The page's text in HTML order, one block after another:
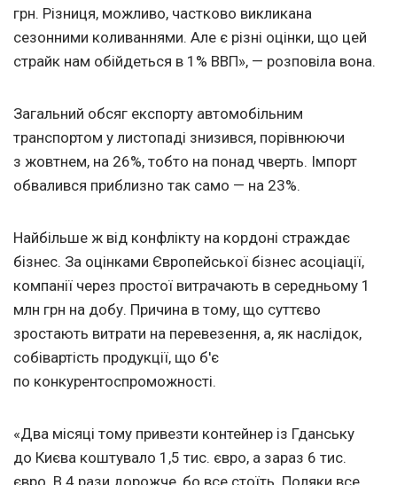
грн. Різниця, можливо, частково викликана
сезонними коливаннями. Але є різні оцінки, що цей
страйк нам обійдеться в 1% ВВП», — розповіла вона.
Загальний обсяг експорту автомобільним
транспортом у листопаді знизився, порівнюючи
з жовтнем, на 26%, тобто на понад чверть. Імпорт
обвалився приблизно так само — на 23%.
Найбільше ж від конфлікту на кордоні страждає
бізнес. За оцінками Європейської бізнес асоціації,
компанії через простої витрачають в середньому 1
млн грн на добу. Причина в тому, що суттєво
зростають витрати на перевезення, а, як наслідок,
собівартість продукції, що б'є
по конкурентоспроможності.
«Два місяці тому привезти контейнер із Гданську
до Києва коштувало 1,5 тис. євро, а зараз 6 тис.